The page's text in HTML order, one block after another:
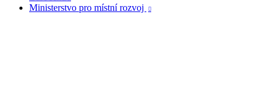
Ministerstvo pro místní rozvoj
